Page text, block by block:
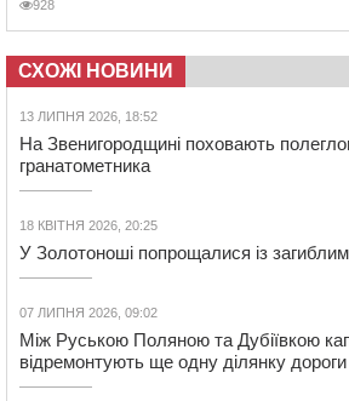
928
СХОЖІ НОВИНИ
13 ЛИПНЯ 2026, 18:52
На Звенигородщині поховають
гранатометника
18 КВІТНЯ 2026, 20:25
У Золотоноші попрощалися із
07 ЛИПНЯ 2026, 09:02
Між Руською Поляною та Дубіївкою
відремонтують ще одну ділянку дороги